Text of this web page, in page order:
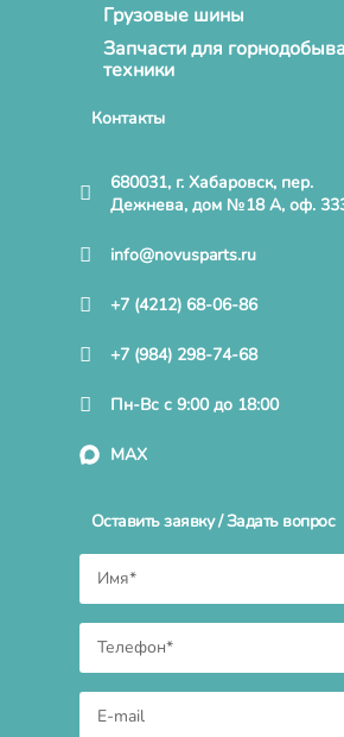
Грузовые шины
Запчасти для
техники
Контакты
680031, г. Хабаровск, пер.
Дежнева, дом №18 А, оф.
info@novusparts.ru
+7 (4212) 68-06-86
+7 (984) 298-74-68
Пн-Вс с 9:00 до 18:00
MAX
Оставить заявку / Задать вопрос